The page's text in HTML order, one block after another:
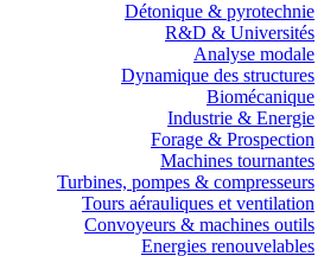
Détonique & pyrotechnie
R&D & Universités
Analyse modale
Dynamique des structures
Biomécanique
Industrie & Energie
Forage & Prospection
Machines tournantes
Turbines, pompes & compresseurs
Tours aérauliques et ventilation
Convoyeurs & machines outils
Energies renouvelables